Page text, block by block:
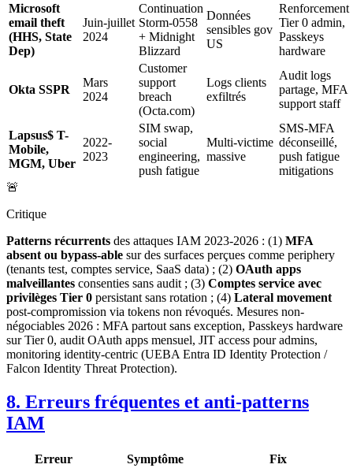
Microsoft
email theft
(HHS, State
Dep)
Juin-juillet
2024
Continuation
Storm-0558
+ Midnight
Blizzard
Données
sensibles gov
US
Renforcement
Tier 0 admin,
Passkeys
hardware
Okta SSPR
Mars
2024
Customer
support
breach
(Octa.com)
Logs clients
exfiltrés
Audit logs
partage, MFA
support staff
Lapsus$ T-
Mobile,
MGM, Uber
2022-
2023
SIM swap,
social
engineering,
push fatigue
Multi-victime
massive
SMS-MFA
déconseillé,
push fatigue
mitigations
🚨
Critique
Patterns récurrents des attaques IAM 2023-2026 : (1) MFA
absent ou bypass-able sur des surfaces perçues comme periphery
(tenants test, comptes service, SaaS data) ; (2) OAuth apps
malveillantes consenties sans audit ; (3) Comptes service avec
privilèges Tier 0 persistant sans rotation ; (4) Lateral movement
post-compromission via tokens non révoqués. Mesures non-
négociables 2026 : MFA partout sans exception, Passkeys hardware
sur Tier 0, audit OAuth apps mensuel, JIT access pour admins,
monitoring identity-centric (UEBA Entra ID Identity Protection /
Falcon Identity Threat Protection).
8. Erreurs fréquentes et anti-patterns
IAM
Erreur Symptôme
Fix